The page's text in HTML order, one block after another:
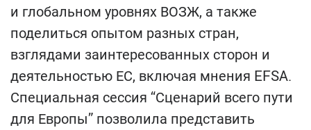
и глобальном уровнях ВОЗЖ, а также
поделиться опытом разных стран,
взглядами заинтересованных сторон и
деятельностью ЕС, включая мнения EFSA.
Специальная сессия “Сценарий всего пути
для Европы” позволила представить